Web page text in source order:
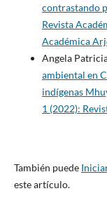
contrastando
Revista
Académica
Angela
ambiental en
indígenas
1 (2022):
También puede
este artículo.